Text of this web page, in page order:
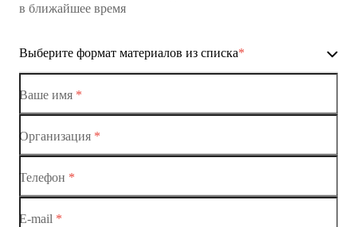
Коммутаторы доступа
Коммутатор доступа MES1428-04
в ближайшее время
Выберите формат материалов из списка*
Ethernet-коммутаторы
Ваше имя *
Организация *
Телефон *
E-mail *